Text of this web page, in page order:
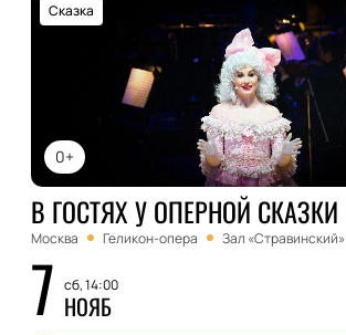
0+
Сказка
В ГОСТЯХ У ОПЕРНОЙ СКАЗКИ
Москва Геликон-опера Зал «Стравинский»
7 сб, 14:00
НОЯБ